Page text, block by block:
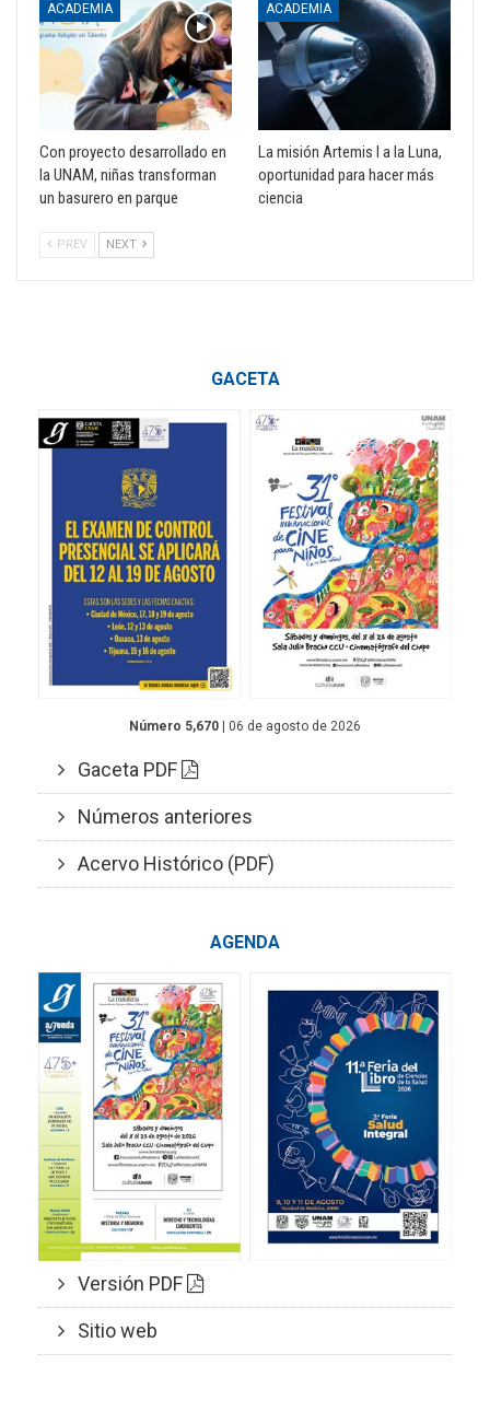
ACADEMIA
Con proyecto desarrollado en
la UNAM, niñas transforman
un basurero en parque
ACADEMIA
La misión Artemis I a la Luna,
oportunidad para hacer más
ciencia
PREV NEXT
GACETA
Número 5,670 | 06 de agosto de 2026
Gaceta PDF
Números anteriores
Acervo Histórico (PDF)
AGENDA
Versión PDF
Sitio web